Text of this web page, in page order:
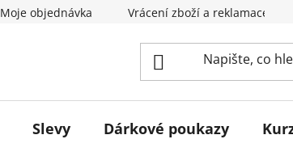
Moje objednávka Vrácení zboží a reklamace
Slevy Dárkové poukazy